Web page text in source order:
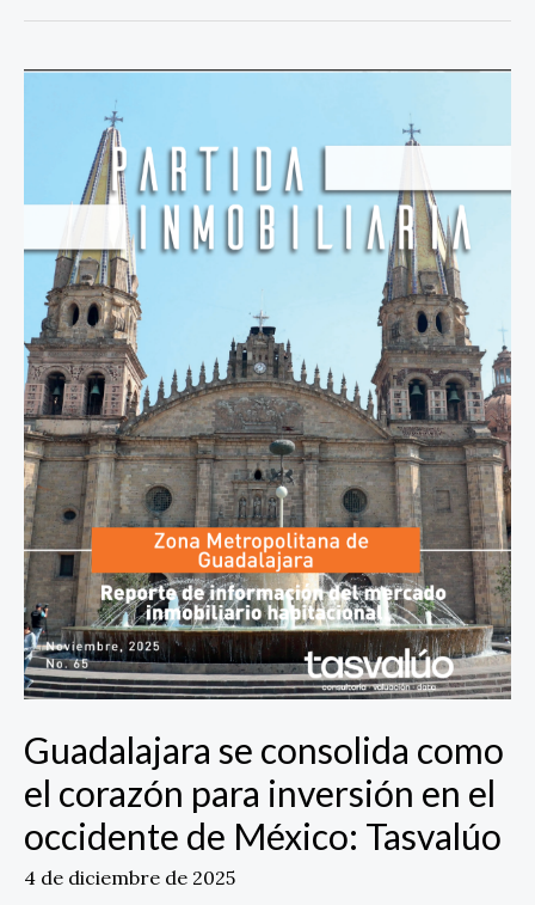
Guadalajara se consolida como
el corazón para inversión en el
occidente de México: Tasvalúo
4 de diciembre de 2025
consolida
para
inversión
en
el
occidente
de
México:
Tasvalúo